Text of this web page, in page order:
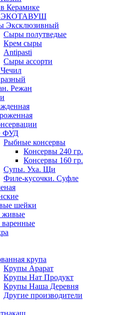
Керамике
ЭКОТАВУШ
Эксклюзивный
Сыры полутведые
Крем сыры
Antipasti
Сыры ассорти
Режан
ФУД
Рыбные консервы
Консервы 240 гр.
Консервы 160 гр.
Супы. Уха. Щи
Филе-кусочки. Суфле
шейки
живые
варенные
крупа
Крупы Арарат
Крупы Нат Продукт
Крупы Наша Деревня
Другие производители